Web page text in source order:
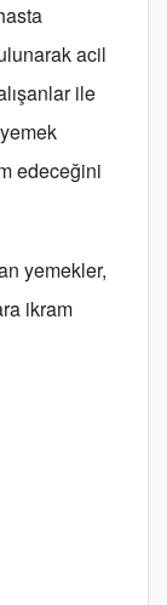
acil
ile
edeceğini
yemekler,
ikram